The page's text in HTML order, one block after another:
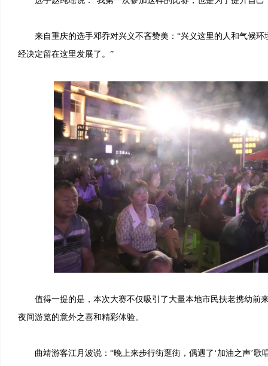
来自重庆的选手邓乔对兴义不吝赞美：“兴义这里的人和气候环
经决定留在这里发展了。”
值得一提的是，本次大赛不仅吸引了大量本地市民扶老携幼前
夜间游览的意外之喜和精彩体验。
曲靖游客江月波说：“晚上来步行街逛街，偶遇了‘加油之声’歌